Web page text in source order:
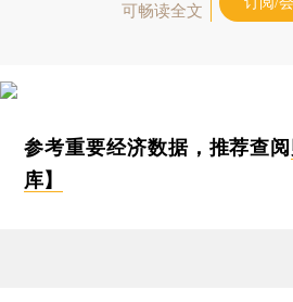
可畅读全文
参考重要经济数据，推荐查阅
库】